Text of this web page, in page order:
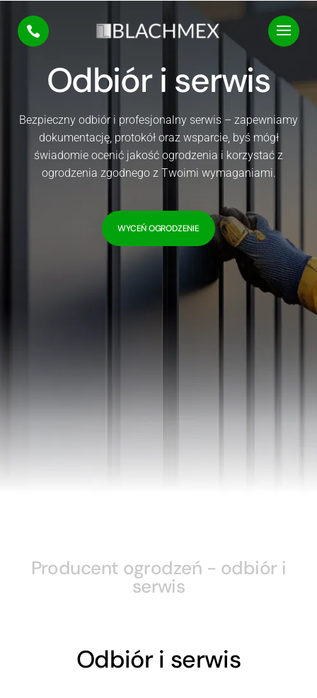
Odbiór i serwis
Bezpieczny odbiór i profesjonalny serwis – zapewniamy
dokumentację, protokół oraz wsparcie, byś mógł
świadomie ocenić jakość ogrodzenia i korzystać z
ogrodzenia zgodnego z Twoimi wymaganiami.
WYCEŃ OGRODZENIE
Producent ogrodzeń - odbiór i
serwis
Odbiór i serwis